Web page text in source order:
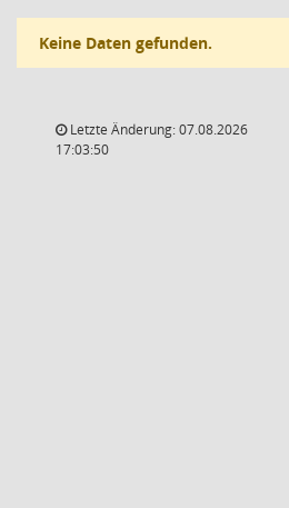
Keine Daten gefunden.
Letzte Änderung: 07.08.2026
17:03:50